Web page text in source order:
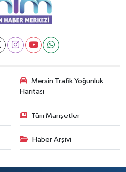
Mersin Trafik Yoğunluk
Haritası
Tüm Manşetler
Haber Arşivi